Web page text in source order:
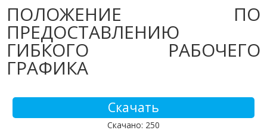
ПОЛОЖЕНИЕ ПО
ПРЕДОСТАВЛЕНИЮ
ГИБКОГО РАБОЧЕГО
ГРАФИКА
Скачать
Скачано: 250